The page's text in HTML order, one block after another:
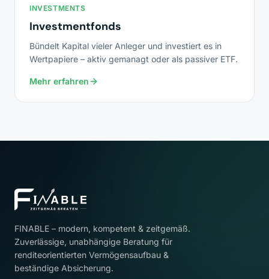
INVESTMENTS
Investmentfonds
Bündelt Kapital vieler Anleger und investiert es in
Wertpapiere – aktiv gemanagt oder als passiver ETF.
Mehr erfahren
FINABLE – modern, kompetent & zeitgemäß.
Zuverlässige, unabhängige Beratung für
renditeorientierten Vermögensaufbau &
beständige Absicherung.